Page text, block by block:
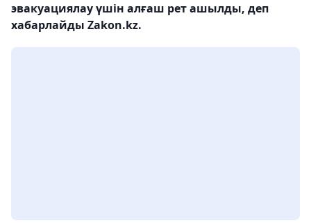
эвакуациялау үшін алғаш рет ашылды, деп
хабарлайды Zakon.kz.